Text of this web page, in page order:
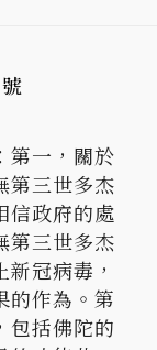
第一，關於
第三世多杰
信政府的處
第三世多杰
冠病毒，
的作為。第
包括佛陀的